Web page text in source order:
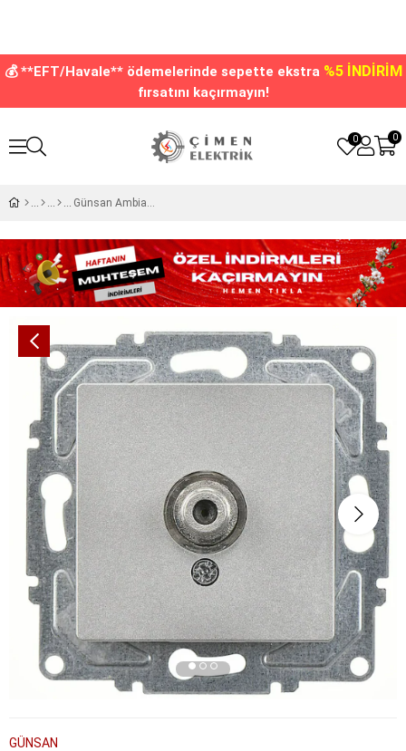
💰 **EFT/Havale** ödemelerinde sepette ekstra %5 İNDİRİM
fırsatını kaçırmayın!
0
0
Günsan Ambiance Gümüş Televizyon Prizi F Konnektörlü Çerçevesiz
GÜNSAN